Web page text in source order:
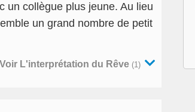
un collègue plus jeune. Au lieu
un grand nombre de petit
Voir L'interprétation du Rêve (1)